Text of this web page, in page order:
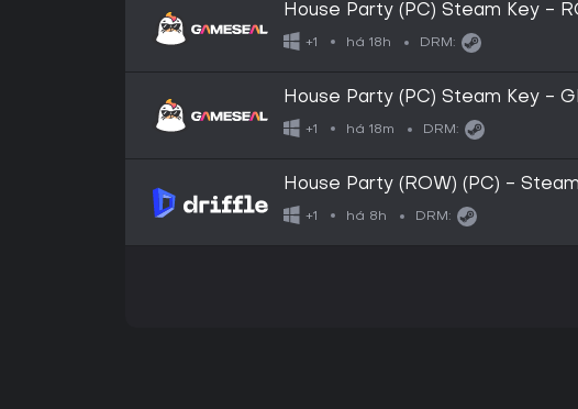
House Party (PC) Steam Key -
+1 há 18h DRM:
House Party (PC) Steam Key -
+1 há 18m DRM:
House Party (ROW) (PC) -
+1 há 8h DRM: